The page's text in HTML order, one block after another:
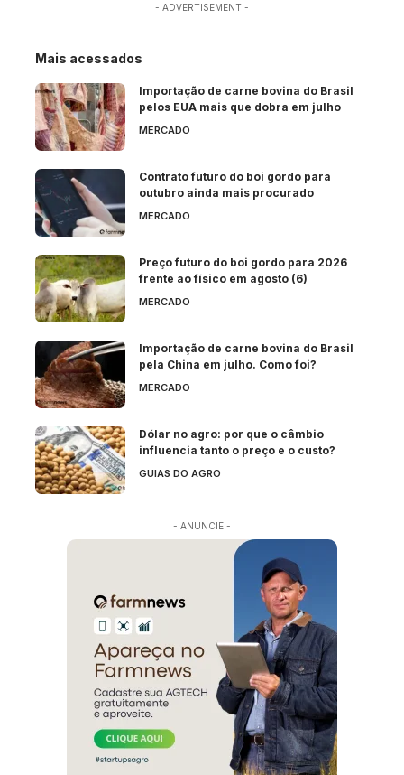
- ADVERTISEMENT -
Mais acessados
Importação de carne bovina do Brasil
pelos EUA mais que dobra em julho
MERCADO
Contrato futuro do boi gordo para
outubro ainda mais procurado
MERCADO
Preço futuro do boi gordo para 2026
frente ao físico em agosto (6)
MERCADO
Importação de carne bovina do Brasil
pela China em julho. Como foi?
MERCADO
Dólar no agro: por que o câmbio
influencia tanto o preço e o custo?
GUIAS DO AGRO
- ANUNCIE -